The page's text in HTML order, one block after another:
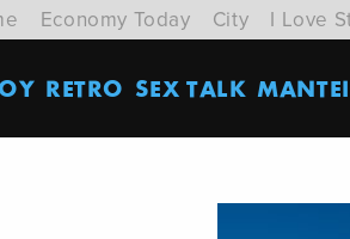
Economy Today City I Love
RETRO SEX TALK